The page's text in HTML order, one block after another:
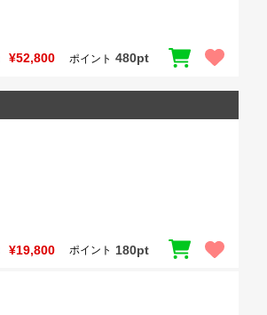
¥52,800 ポイント 480pt
¥19,800 ポイント 180pt